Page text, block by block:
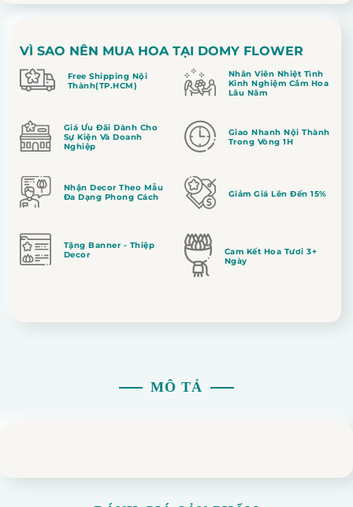
VÌ SAO NÊN MUA HOA TẠI DOMY FLOWER
Free Shipping Nội
Thành(TP.HCM)
Nhân Viên Nhiệt Tình
Kinh Nghiệm Cắm Hoa
Lâu Năm
Giá Ưu Đãi Dành Cho
Sự Kiện Và Doanh
Nghiệp
Giao Nhanh Nội Thành
Trong Vòng 1H
Nhận Decor Theo Mẫu
Đa Dạng Phong Cách
Giảm Giá Lên Đến 15%
Tặng Banner - Thiệp
Decor
Cam Kết Hoa Tươi 3+
Ngày
MÔ TẢ